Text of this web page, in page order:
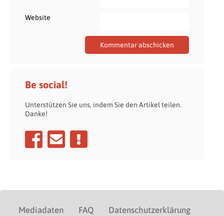
Website
Be social!
Unterstützen Sie uns, indem Sie den Artikel teilen.
Danke!
Mediadaten FAQ Datenschutzerklärung